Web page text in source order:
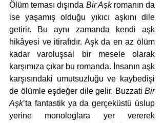
Ölüm teması dışında Bir Aşk romanın da
ise yaşamış olduğu yıkıcı aşkını dile
getirir. Bu aynı zamanda kendi aşk
hikâyesi ve itirafıdır. Aşk da en az ölüm
kadar varoluşsal bir mesele olarak
karşımıza çıkar bu romanda. İnsanın aşk
karşısındaki umutsuzluğu ve kaybedişi
de ölümle eşdeğer dile gelir. Buzzati Bir
Aşk’ta fantastik ya da gerçeküstü üslup
yerine monologlara yer vererek